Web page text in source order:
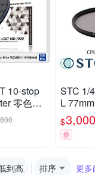
10-stop
零色偏
(82,公
STC 1/
L
鏡 (公
$3,000
券
到高 排序 更多